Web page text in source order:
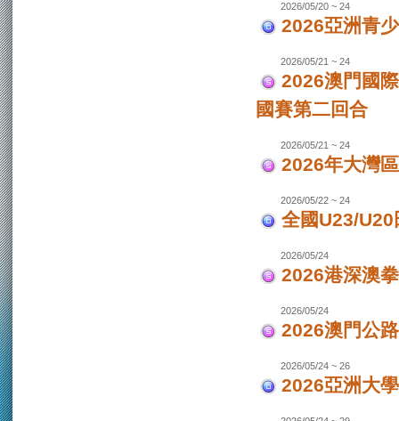
2026/05/20 ~ 24
2026亞洲青
2026/05/21 ~ 24
2026澳門國
國賽第二回合
2026/05/21 ~ 24
2026年大灣
2026/05/22 ~ 24
全國U23/
2026/05/24
2026港深澳
2026/05/24
2026澳門公
2026/05/24 ~ 26
2026亞洲大